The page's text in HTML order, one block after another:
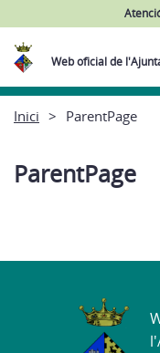
Web oficial de
Inici ParentPage
ParentPage